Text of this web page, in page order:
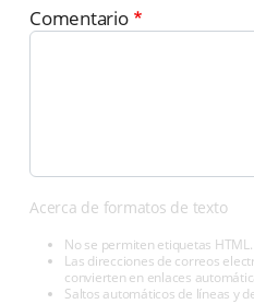
Comentario
Acerca de formatos de texto
No se permiten etiquetas HTML.
Las direcciones de correos
convierten en enlaces
Saltos automáticos de líneas y